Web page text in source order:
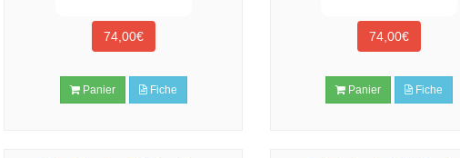
74,00€
Panier Fiche
74,00€
Panier Fiche